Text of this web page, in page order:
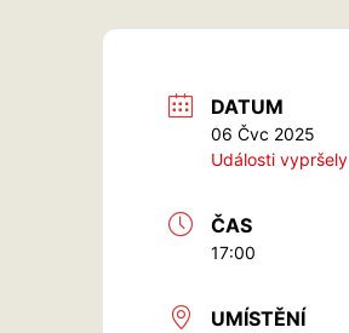
DATUM
06 Čvc 2025
Události vypršely
ČAS
17:00
UMÍSTĚNÍ